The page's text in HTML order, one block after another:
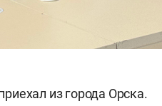
из города Орска.